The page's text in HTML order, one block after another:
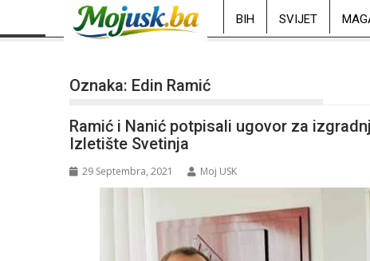
BIH SVIJET
Oznaka: Edin Ramić
Ramić i Nanić potpisali ugovor za
Izletište Svetinja
29 Septembra, 2021 Moj USK